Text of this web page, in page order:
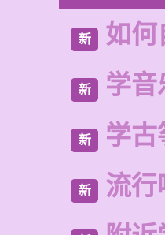
新 如何
新 学音
新 学古
新 流行